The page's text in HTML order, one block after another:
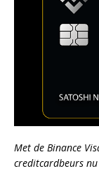
Met de Binance
creditcardbeurs